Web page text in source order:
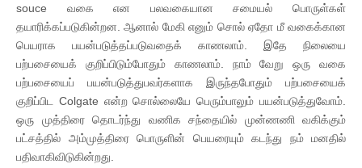
souce வகை என பலவகையான சமையல் பொருள்கள்
தயாரிக்கப்படுகின்றன. ஆனால் மேகி எனும் சொல் ஏதோ மீ வகைக்கான
பெயராக பயன்படுத்தப்படுவதைக் காணலாம். இதே நிலையை
பற்பசையைக் குறிப்பிடும்போதும் காணலாம். நாம் வேறு ஒரு வகை
பற்பசையைப் பயன்படுத்துபவர்களாக இருந்தபோதும் பற்பசையைக்
குறிப்பிட Colgate என்ற சொல்லையே பெரும்பாலும் பயன்படுத்துவோம்.
ஒரு முத்திரை தொடர்ந்து வணிக சந்தையில் முன்ணணி வகிக்கும்
பட்சத்தில் அம்முத்திரை பொருளின் பெயரையும் கடந்து நம் மனதில்
பதிவாகிவிடுகின்றது.